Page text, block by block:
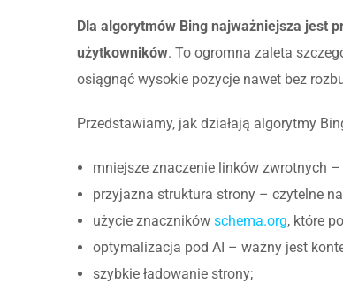
Dla algorytmów Bing najważniejsza jest
użytkowników. To ogromna zaleta
osiągnąć wysokie pozycje nawet bez
Przedstawiamy, jak działają algorytmy
mniejsze znaczenie linków zwrotnych
przyjazna struktura strony – czytelne
użycie znaczników schema.org, które
optymalizacja pod AI – ważny jest
szybkie ładowanie strony;